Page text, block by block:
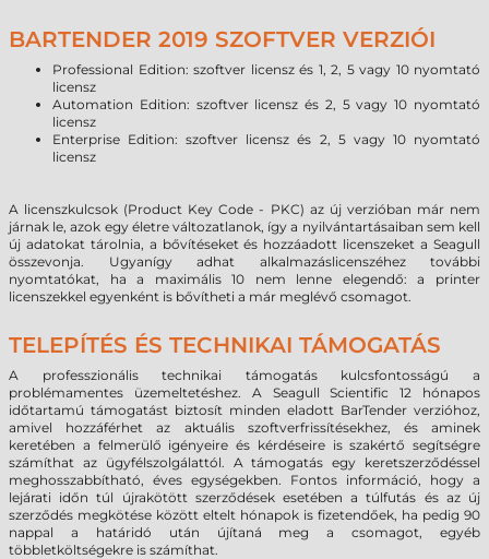
BARTENDER 2019 SZOFTVER VERZIÓI
Professional Edition: szoftver licensz és 1, 2, 5 vagy 10 nyomtató
licensz
Automation Edition: szoftver licensz és 2, 5 vagy 10 nyomtató
licensz
Enterprise Edition: szoftver licensz és 2, 5 vagy 10 nyomtató
licensz
A licenszkulcsok (Product Key Code - PKC) az új verzióban már nem
járnak le, azok egy életre változatlanok, így a nyilvántartásaiban sem kell
új adatokat tárolnia, a bővítéseket és hozzáadott licenszeket a Seagull
összevonja. Ugyanígy adhat alkalmazáslicenszéhez további
nyomtatókat, ha a maximális 10 nem lenne elegendő: a printer
licenszekkel egyenként is bővítheti a már meglévő csomagot.
TELEPÍTÉS ÉS TECHNIKAI TÁMOGATÁS
A professzionális technikai támogatás kulcsfontosságú a
problémamentes üzemeltetéshez. A Seagull Scientific 12 hónapos
időtartamú támogatást biztosít minden eladott BarTender verzióhoz,
amivel hozzáférhet az aktuális szoftverfrissítésekhez, és aminek
keretében a felmerülő igényeire és kérdéseire is szakértő segítségre
számíthat az ügyfélszolgálattól. A támogatás egy keretszerződéssel
meghosszabbítható, éves egységekben. Fontos információ, hogy a
lejárati időn túl újrakötött szerződések esetében a túlfutás és az új
szerződés megkötése között eltelt hónapok is fizetendőek, ha pedig 90
nappal a határidó után újítaná meg a csomagot, egyéb
többletköltségekre is számíthat.